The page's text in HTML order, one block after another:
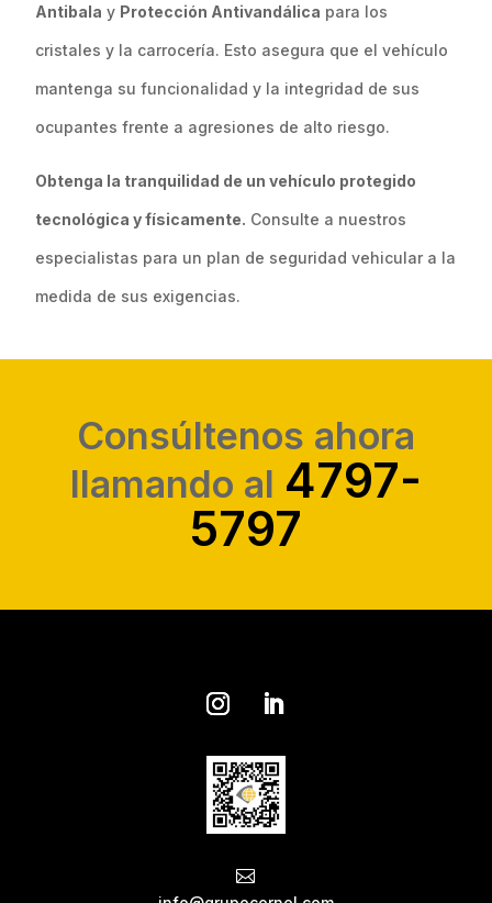
Antibala y Protección Antivandálica para los
cristales y la carrocería. Esto asegura que el vehículo
mantenga su funcionalidad y la integridad de sus
ocupantes frente a agresiones de alto riesgo.
Obtenga la tranquilidad de un vehículo protegido
tecnológica y físicamente. Consulte a nuestros
especialistas para un plan de seguridad vehicular a la
medida de sus exigencias.
Consúltenos ahora
llamando al 4797-
5797
